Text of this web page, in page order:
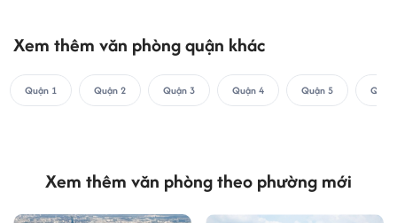
Xem thêm văn phòng quận khác
Quận 1 Quận 2 Quận 3 Quận 4 Quận 5 Quận
Xem thêm văn phòng theo phường mới